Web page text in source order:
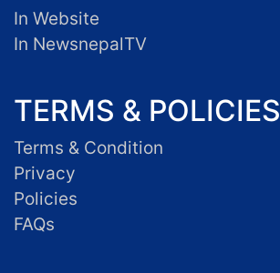
In Website
In NewsnepalTV
TERMS & POLICIES
Terms & Condition
Privacy
Policies
FAQs